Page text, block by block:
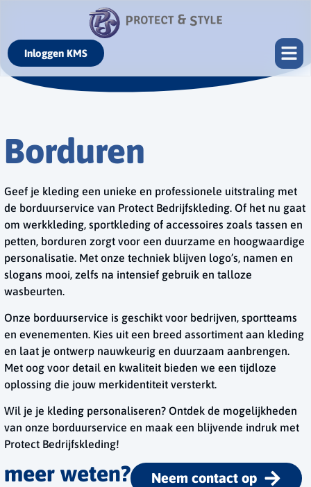
Inloggen KMS
Borduren
Geef je kleding een unieke en professionele uitstraling met
de borduurservice van Protect Bedrijfskleding. Of het nu gaat
om werkkleding, sportkleding of accessoires zoals tassen en
petten, borduren zorgt voor een duurzame en hoogwaardige
personalisatie. Met onze techniek blijven logo’s, namen en
slogans mooi, zelfs na intensief gebruik en talloze
wasbeurten.
Onze borduurservice is geschikt voor bedrijven, sportteams
en evenementen. Kies uit een breed assortiment aan kleding
en laat je ontwerp nauwkeurig en duurzaam aanbrengen.
Met oog voor detail en kwaliteit bieden we een tijdloze
oplossing die jouw merkidentiteit versterkt.
Wil je je kleding personaliseren? Ontdek de mogelijkheden
van onze borduurservice en maak een blijvende indruk met
Protect Bedrijfskleding!
meer weten?
Neem contact op